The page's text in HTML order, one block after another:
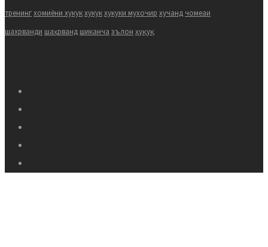
тренингхомиёни хукукхукукхукуки мухочир хучанд чомеаи
шахрванди шаҳрванд шиканча эълон ҳуқуқ